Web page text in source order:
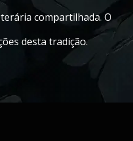
compartilhada. O
desta tradição.